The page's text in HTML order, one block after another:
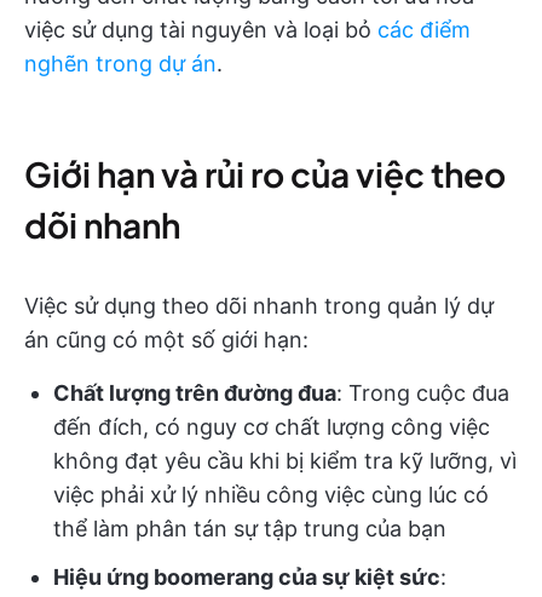
việc sử dụng tài nguyên và loại bỏ các điểm
nghẽn trong dự án.
Giới hạn và rủi ro của việc theo
dõi nhanh
Việc sử dụng theo dõi nhanh trong quản lý dự
án cũng có một số giới hạn:
Chất lượng trên đường đua: Trong cuộc đua
đến đích, có nguy cơ chất lượng công việc
không đạt yêu cầu khi bị kiểm tra kỹ lưỡng, vì
việc phải xử lý nhiều công việc cùng lúc có
thể làm phân tán sự tập trung của bạn
Hiệu ứng boomerang của sự kiệt sức: